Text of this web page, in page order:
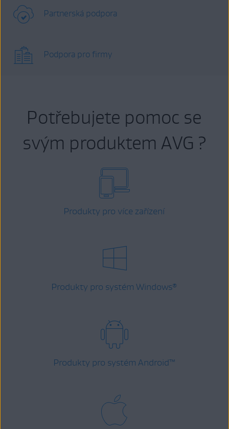
Partnerská podpora
Podpora pro firmy
Potřebujete pomoc se
svým produktem AVG ?
Produkty pro více zařízení
Produkty pro systém Windows®
Produkty pro systém Android™